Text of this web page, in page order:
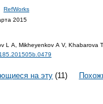
RefWorks
2015
L A, Mikheyenkov A V, Khabarova
на эту (11)